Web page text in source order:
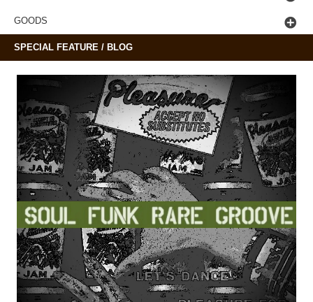
GOODS
SPECIAL FEATURE / BLOG